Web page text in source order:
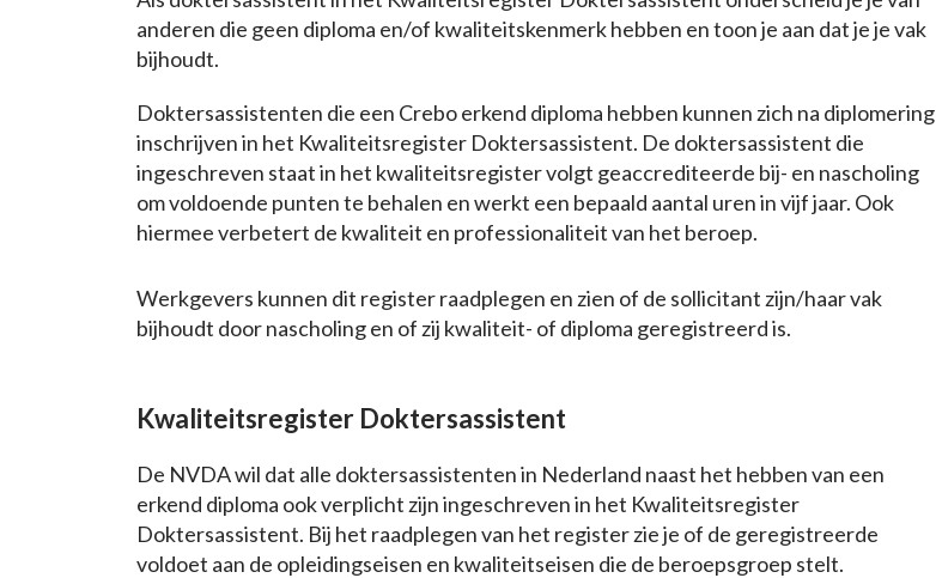
anderen die geen diploma en/of kwaliteitskenmerk hebben en toon je aan dat je je vak
bijhoudt.
Doktersassistenten die een Crebo erkend diploma hebben kunnen zich na diplomering
inschrijven in het Kwaliteitsregister Doktersassistent. De doktersassistent die
ingeschreven staat in het kwaliteitsregister volgt geaccrediteerde bij- en nascholing
om voldoende punten te behalen en werkt een bepaald aantal uren in vijf jaar. Ook
hiermee verbetert de kwaliteit en professionaliteit van het beroep.
Werkgevers kunnen dit register raadplegen en zien of de sollicitant zijn/haar vak
bijhoudt door nascholing en of zij kwaliteit- of diploma geregistreerd is.
Kwaliteitsregister Doktersassistent
De NVDA wil dat alle doktersassistenten in Nederland naast het hebben van een
erkend diploma ook verplicht zijn ingeschreven in het Kwaliteitsregister
Doktersassistent. Bij het raadplegen van het register zie je of de geregistreerde
voldoet aan de opleidingseisen en kwaliteitseisen die de beroepsgroep stelt.